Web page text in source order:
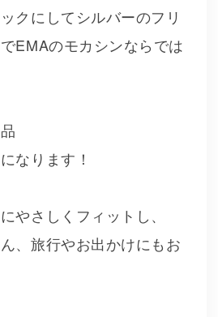
クにしてシルバーのフリ
EMAのモカシンならでは
なります！
やさしくフィットし、
、旅行やお出かけにもお